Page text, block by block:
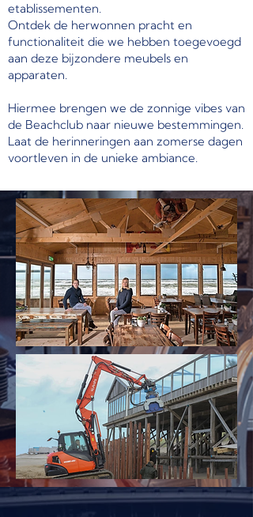
etablissementen.
Ontdek de herwonnen pracht en
functionaliteit die we hebben toegevoegd
aan deze bijzondere meubels en
apparaten.
Hiermee brengen we de zonnige vibes van
de Beachclub naar nieuwe bestemmingen.
Laat de herinneringen aan zomerse dagen
voortleven in de unieke ambiance.